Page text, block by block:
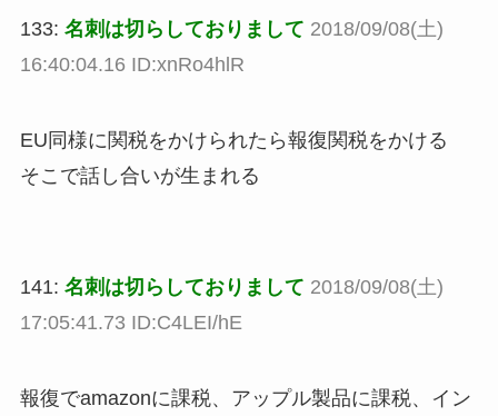
133: 名刺は切らしておりまして 2018/09/08(土)
16:40:04.16 ID:xnRo4hlR
EU同様に関税をかけられたら報復関税をかける
そこで話し合いが生まれる
141: 名刺は切らしておりまして 2018/09/08(土)
17:05:41.73 ID:C4LEI/hE
報復でamazonに課税、アップル製品に課税、イン